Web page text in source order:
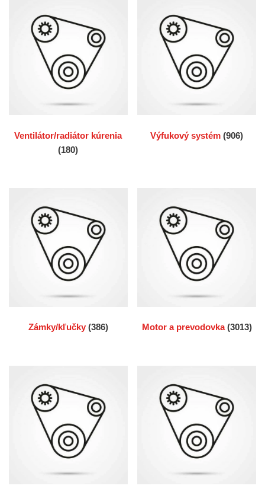
Ventilátor/radiátor kúrenia
(180)
Výfukový systém(906)
Zámky/kľučky (386) Motor a prevodovka(3013)